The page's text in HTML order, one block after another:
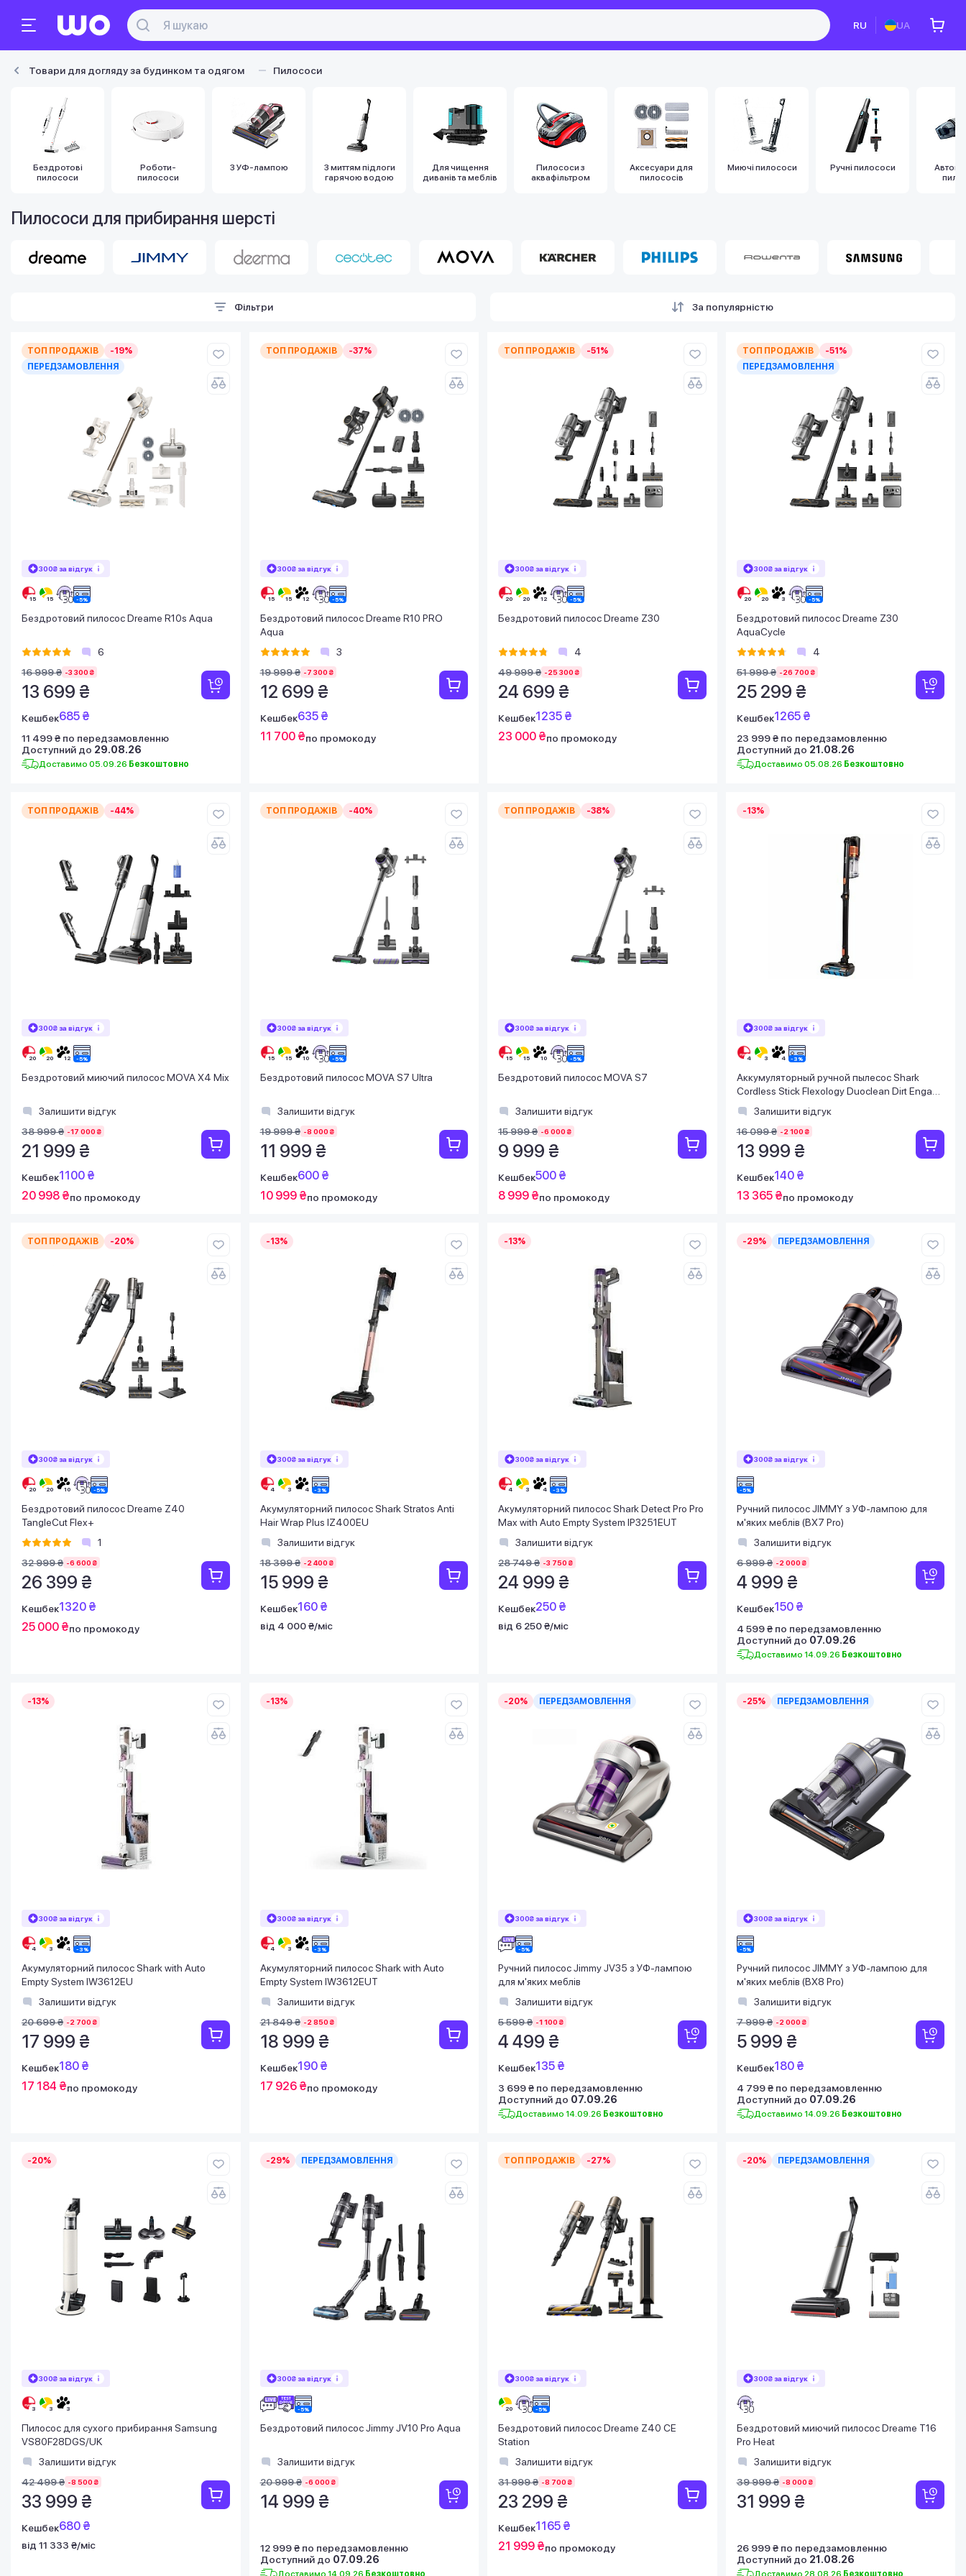
RU UA
Товари для догляду за будинком та одягом Пилососи
Бездротові
пилососи
Роботи-
пилососи
З УФ-лампою
З миттям підлоги
гарячою водою
Для чищення
диванів та меблів
Пилососи з
аквафільтром
Аксесуари для
пилососів
Миючі пилососи Ручні пилососи
Пилососи для прибирання шерсті
Фільтри За популярністю
ТОП ПРОДАЖІВ
-19%
ПЕРЕДЗАМОВЛЕННЯ
300₴ за відгук
Бездротовий пилосос Dreame R10s Aqua
6
16 999 ₴ -3 300 ₴
13 699 ₴
Кешбек685 ₴
11 499 ₴ по передзамовленню
Доступний до 29.08.26
Доставимо 05.09.26 Безкоштовно
ТОП ПРОДАЖІВ -37%
300₴ за відгук
Бездротовий пилосос Dreame R10 PRO
Aqua
3
19 999 ₴ -7 300 ₴
12 699 ₴
Кешбек635 ₴
11 700 ₴по промокоду
ТОП ПРОДАЖІВ -51%
300₴ за відгук
Бездротовий пилосос Dreame Z30
4
49 999 ₴ -25 300 ₴
24 699 ₴
Кешбек1235 ₴
23 000 ₴по промокоду
ТОП ПРОДАЖІВ
-51%
ПЕРЕДЗАМОВЛЕННЯ
300₴ за відгук
Бездротовий пилосос Dreame Z30
AquaCycle
4
51 999 ₴ -26 700 ₴
25 299 ₴
Кешбек1265 ₴
23 999 ₴ по передзамовленню
Доступний до 21.08.26
Доставимо 05.08.26 Безкоштовно
ТОП ПРОДАЖІВ -44%
300₴ за відгук
Бездротовий миючий пилосос MOVA X4 Mix
Залишити відгук
38 999 ₴ -17 000 ₴
21 999 ₴
Кешбек1100 ₴
20 998 ₴по промокоду
ТОП ПРОДАЖІВ -40%
300₴ за відгук
Бездротовий пилосос MOVA S7 Ultra
Залишити відгук
19 999 ₴ -8 000 ₴
11 999 ₴
Кешбек600 ₴
10 999 ₴по промокоду
ТОП ПРОДАЖІВ -38%
300₴ за відгук
Бездротовий пилосос MOVA S7
Залишити відгук
15 999 ₴ -6 000 ₴
9 999 ₴
Кешбек500 ₴
8 999 ₴по промокоду
-13%
300₴ за відгук
Аккумуляторный ручной пылесос Shark
Cordless Stick Flexology Duoclean Dirt Engage
IZ300EU
Залишити відгук
16 099 ₴ -2 100 ₴
13 999 ₴
Кешбек140 ₴
13 365 ₴по промокоду
ТОП ПРОДАЖІВ -20%
300₴ за відгук
Бездротовий пилосос Dreame Z40
TangleCut Flex+
1
32 999 ₴ -6 600 ₴
26 399 ₴
Кешбек1320 ₴
25 000 ₴по промокоду
-13%
300₴ за відгук
Акумуляторний пилосос Shark Stratos Anti
Hair Wrap Plus IZ400EU
Залишити відгук
18 399 ₴ -2 400 ₴
15 999 ₴
Кешбек160 ₴
від 4 000 ₴/міс
-13%
300₴ за відгук
Акумуляторний пилосос Shark Detect Pro Pro
Max with Auto Empty System IP3251EUT
Залишити відгук
28 749 ₴ -3 750 ₴
24 999 ₴
Кешбек250 ₴
від 6 250 ₴/міс
-29% ПЕРЕДЗАМОВЛЕННЯ
300₴ за відгук
Ручний пилосос JIMMY з УФ-лампою для
м'яких меблів (BX7 Pro)
Залишити відгук
6 999 ₴ -2 000 ₴
4 999 ₴
Кешбек150 ₴
4 599 ₴ по передзамовленню
Доступний до 07.09.26
Доставимо 14.09.26 Безкоштовно
-13%
300₴ за відгук
Акумуляторний пилосос Shark with Auto
Empty System IW3612EU
Залишити відгук
20 699 ₴ -2 700 ₴
17 999 ₴
Кешбек180 ₴
17 184 ₴по промокоду
-13%
300₴ за відгук
Акумуляторний пилосос Shark with Auto
Empty System IW3612EUT
Залишити відгук
21 849 ₴ -2 850 ₴
18 999 ₴
Кешбек190 ₴
17 926 ₴по промокоду
-20% ПЕРЕДЗАМОВЛЕННЯ
300₴ за відгук
Ручний пилосос Jimmy JV35 з УФ-лампою
для м'яких меблів
Залишити відгук
5 599 ₴ -1 100 ₴
4 499 ₴
Кешбек135 ₴
3 699 ₴ по передзамовленню
Доступний до 07.09.26
Доставимо 14.09.26 Безкоштовно
-25% ПЕРЕДЗАМОВЛЕННЯ
300₴ за відгук
Ручний пилосос JIMMY з УФ-лампою для
м'яких меблів (BX8 Pro)
Залишити відгук
7 999 ₴ -2 000 ₴
5 999 ₴
Кешбек180 ₴
4 799 ₴ по передзамовленню
Доступний до 07.09.26
Доставимо 14.09.26 Безкоштовно
-20%
300₴ за відгук
Пилосос для сухого прибирання Samsung
VS80F28DGS/UK
Залишити відгук
42 499 ₴ -8 500 ₴
33 999 ₴
Кешбек680 ₴
від 11 333 ₴/міс
-29% ПЕРЕДЗАМОВЛЕННЯ
300₴ за відгук
Бездротовий пилосос Jimmy JV10 Pro Aqua
Залишити відгук
20 999 ₴ -6 000 ₴
14 999 ₴
12 999 ₴ по передзамовленню
Доступний до 07.09.26
Доставимо 14.09.26 Безкоштовно
ТОП ПРОДАЖІВ -27%
300₴ за відгук
Бездротовий пилосос Dreame Z40 CE
Station
Залишити відгук
31 999 ₴ -8 700 ₴
23 299 ₴
Кешбек1165 ₴
21 999 ₴по промокоду
-20% ПЕРЕДЗАМОВЛЕННЯ
300₴ за відгук
Бездротовий миючий пилосос Dreame T16
Pro Heat
Залишити відгук
39 999 ₴ -8 000 ₴
31 999 ₴
26 999 ₴ по передзамовленню
Доступний до 21.08.26
Доставимо 28.08.26 Безкоштовно